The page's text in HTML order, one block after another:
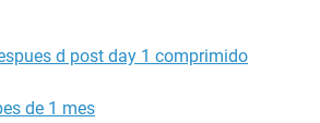
d post day 1 comprimido
de 1 mes